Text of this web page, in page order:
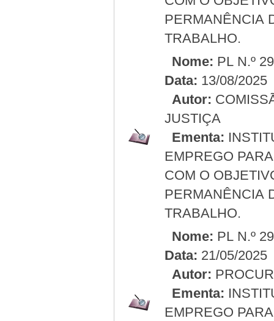
PERMANÊNCIA
TRABALHO.
Nome: PL N.º
Data: 13/08/2025
Autor:
JUSTIÇA
Ementa:
EMPREGO
COM O
PERMANÊNCIA
TRABALHO.
Nome: PL N.º
Data: 21/05/2025
Autor:
Ementa:
EMPREGO